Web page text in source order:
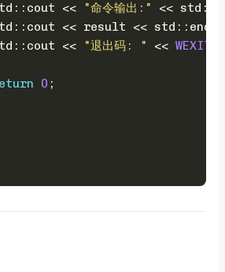
<<
"命令输出:"
<<
<< result << std::endl;
<<
"退出码: " <<
0 ;